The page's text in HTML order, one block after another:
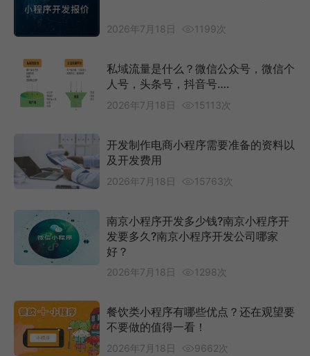
2026年7月18日 1199次
私域流量是什么？微信公众号，微信个
人号，头条号，抖音号….
2026年7月18日 15113次
开发制作电商小程序需要准备的资料以
及开发费用
2026年7月18日 15763次
南京小程序开发多少钱?南京小程序开
发要多久?南京小程序开发公司哪家
好？
2026年7月18日 1298次
餐饮类小程序有哪些优点？还在观望要
不要做的值得一看！
2026年7月18日 9662次